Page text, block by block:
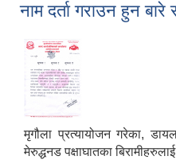
नाम दर्ता गराउन हुन
मृगौला प्रत्यायोजन गरेका,
मेरुद्धनड पक्षाघातका